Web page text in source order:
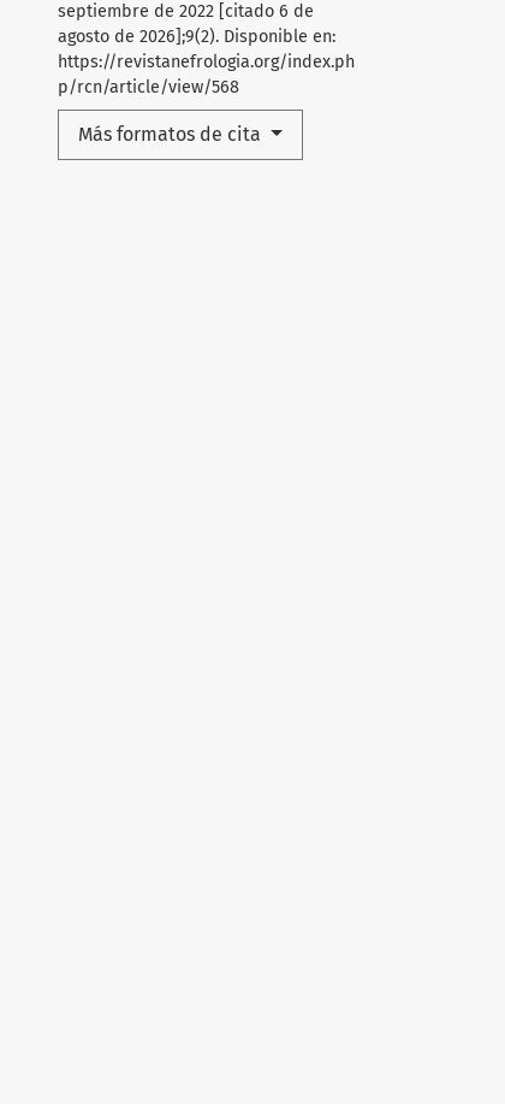
septiembre de 2022 [citado 6 de
agosto de 2026];9(2). Disponible en:
https://revistanefrologia.org/index.ph
p/rcn/article/view/568
Más formatos de cita